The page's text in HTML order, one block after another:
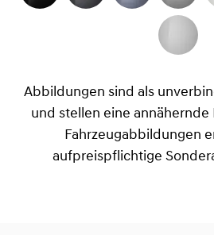
Abbildungen sind als
und stellen eine annähernde
Fahrzeugabbildungen
aufpreispflichtige